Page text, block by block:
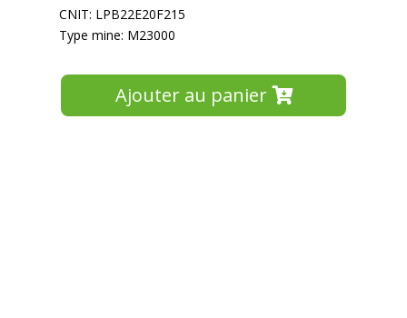
CNIT: LPB22E20F215
Type mine: M23000
Ajouter au panier